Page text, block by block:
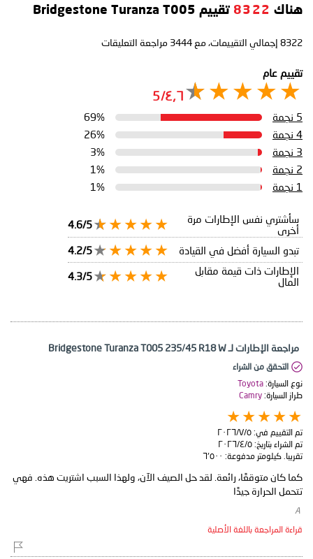
هناك 8322 تقييم Bridgestone Turanza T005
8322 إجمالي التقييمات، مع 3444 مراجعة التعليقات
تقييم عام
٤٫٦/5
5 نجمة
69%
4 نجمة
26%
3 نجمة
3%
2 نجمة
1%
1 نجمة
1%
سأشتري نفس الإطارات مرة
أخرى
4.6/5
تبدو السيارة أفضل في القيادة
4.2/5
الإطارات ذات قيمة مقابل
المال
4.3/5
مراجعة الإطارات لـ Bridgestone Turanza T005 235/45 R18 W
التحقق من الشراء
نوع السيارة: Toyota
طراز السيارة: Camry
تم التقييم في: ٥‏/٧‏/٢٠٢٦
تم الشراء بتاريخ: ٥‏/٤‏/٢٠٢٦
تقريبا. كيلومتر مدفوعة: ٦٬٥٠٠
كما كان متوقعًا، رائعة. لقد حل الصيف الآن، ولهذا السبب اشتريت هذه. فهي
تتحمل الحرارة جيدًا
قراءة المراجعة باللغة الأصلية